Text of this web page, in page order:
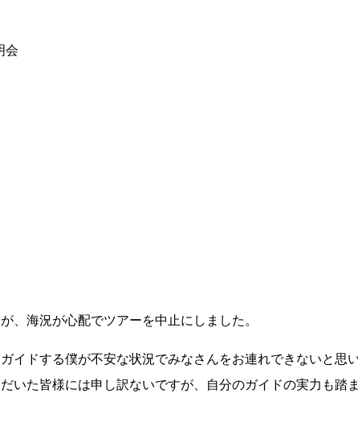
会
、海況が心配でツアーを中止にしました。
イドする僕が不安な状況でみなさんをお連れできないと思
いた皆様には申し訳ないですが、自分のガイドの実力も踏